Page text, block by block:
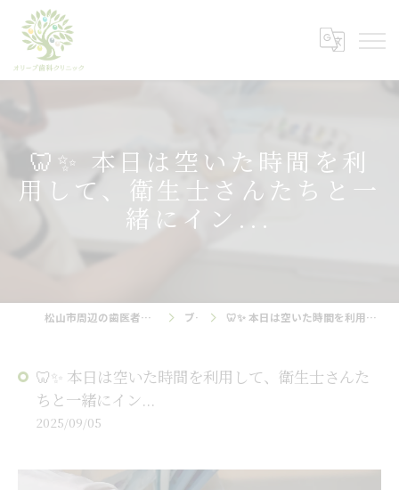
🦷✨ 本日は空いた時間を利
用して、衛生士さんたちと一
緒にイン...
松山市周辺の歯医者ならオリーブ歯科クリニック ブログ 🦷✨ 本日は空いた時間を利用して、衛生士さんたちと一緒にイン...
🦷✨ 本日は空いた時間を利用して、衛生士さんた
ちと一緒にイン...
2025/09/05